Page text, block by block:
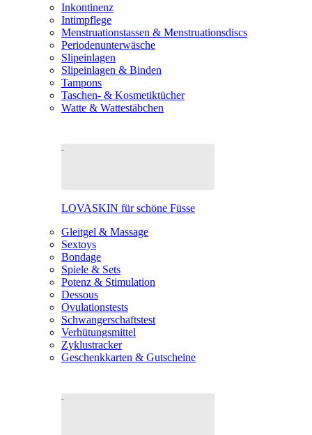
Inkontinenz
Intimpflege
Menstruationstassen & Menstruationsdiscs
Periodenunterwäsche
Slipeinlagen
Slipeinlagen & Binden
Tampons
Taschen- & Kosmetiktücher
Watte & Wattestäbchen
LOVASKIN für schöne Füsse
Gleitgel & Massage
Sextoys
Bondage
Spiele & Sets
Potenz & Stimulation
Dessous
Ovulationstests
Schwangerschaftstest
Verhütungsmittel
Zyklustracker
Geschenkkarten & Gutscheine